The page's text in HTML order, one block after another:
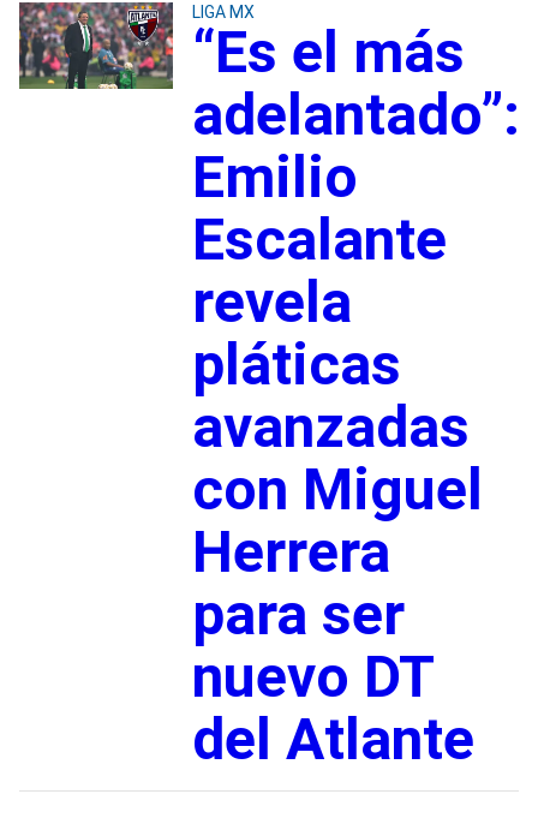
LIGA MX
“Es el más
adelantado”:
Emilio
Escalante
revela
pláticas
avanzadas
con Miguel
Herrera
para ser
nuevo DT
del Atlante